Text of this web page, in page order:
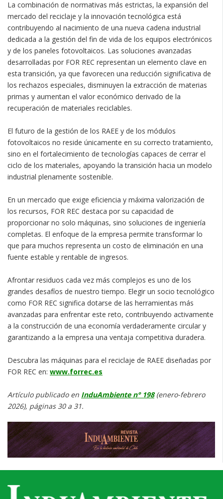
La combinación de normativas más estrictas, la expansión del
mercado del reciclaje y la innovación tecnológica está
contribuyendo al nacimiento de una nueva cadena industrial
dedicada a la gestión del fin de vida de los equipos electrónicos
y de los paneles fotovoltaicos. Las soluciones avanzadas
desarrolladas por FOR REC representan un elemento clave en
esta transición, ya que favorecen una reducción significativa de
los rechazos especiales, disminuyen la extracción de materias
primas y aumentan el valor económico derivado de la
recuperación de materiales reciclables.
El futuro de la gestión de los RAEE y de los módulos
fotovoltaicos no reside únicamente en su correcto tratamiento,
sino en el fortalecimiento de tecnologías capaces de cerrar el
ciclo de los materiales, apoyando la transición hacia un modelo
industrial plenamente sostenible.
En un mercado que exige eficiencia y máxima valorización de
los recursos, FOR REC destaca por su capacidad de
proporcionar no solo máquinas, sino soluciones de ingeniería
completas. El enfoque de la empresa permite transformar lo
que para muchos representa un costo de eliminación en una
fuente estable y rentable de ingresos.
Afrontar residuos cada vez más complejos es uno de los
grandes desafíos de nuestro tiempo. Elegir un socio tecnológico
como FOR REC significa dotarse de las herramientas más
avanzadas para enfrentar este reto, contribuyendo activamente
a la construcción de una economía verdaderamente circular y
garantizando a la empresa una ventaja competitiva duradera.
Descubra las máquinas para el reciclaje de RAEE diseñadas por
FOR REC en: www.forrec.es
Artículo publicado en InduAmbiente n° 198(enero-febrero
2026), páginas 30 a 31.